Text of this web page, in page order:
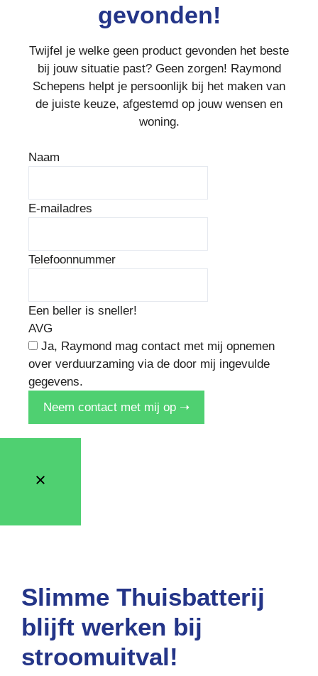
gevonden!
Twijfel je welke geen product gevonden het beste
bij jouw situatie past? Geen zorgen! Raymond
Schepens helpt je persoonlijk bij het maken van
de juiste keuze, afgestemd op jouw wensen en
woning.
Naam
E-mailadres
Telefoonnummer
Een beller is sneller!
AVG
Ja, Raymond mag contact met mij opnemen
over verduurzaming via de door mij ingevulde
gegevens.
Neem contact met mij op ➝
Slimme Thuisbatterij
blijft werken bij
stroomuitval!